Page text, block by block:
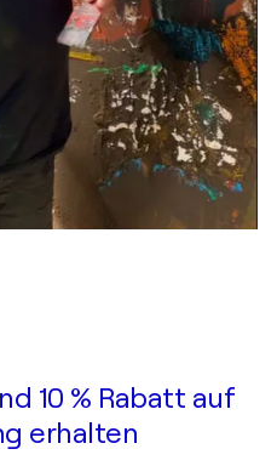
10 % Rabatt auf
erhalten